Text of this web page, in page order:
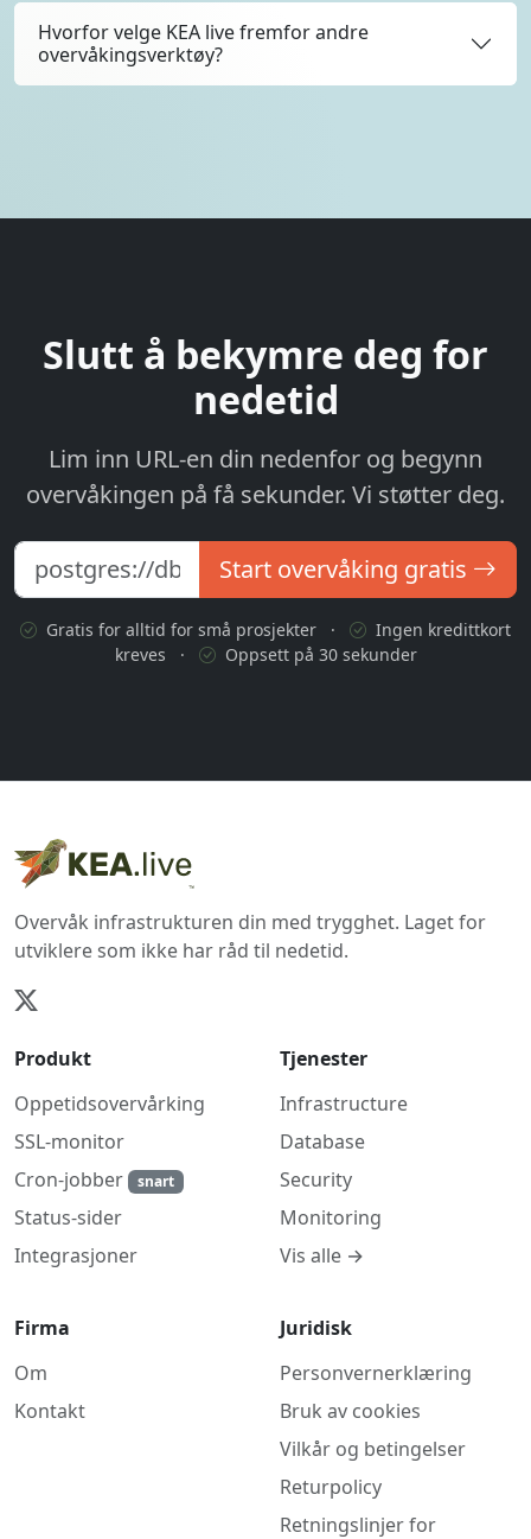
Hvorfor velge KEA live fremfor andre
overvåkingsverktøy?
Slutt å bekymre deg for
nedetid
Lim inn URL-en din nedenfor og begynn
overvåkingen på få sekunder. Vi støtter deg.
Start overvåking gratis
Gratis for alltid for små prosjekter ·
Ingen kredittkort
kreves
· Oppsett på 30 sekunder
Overvåk infrastrukturen din med trygghet. Laget for
utviklere som ikke har råd til nedetid.
Produkt
Oppetidsovervårking
SSL-monitor
Cron-jobber
snart
Status-sider
Integrasjoner
Tjenester
Infrastructure
Database
Security
Monitoring
Vis alle →
Firma
Om
Kontakt
Juridisk
Personvernerklæring
Bruk av cookies
Vilkår og betingelser
Returpolicy
Retningslinjer for